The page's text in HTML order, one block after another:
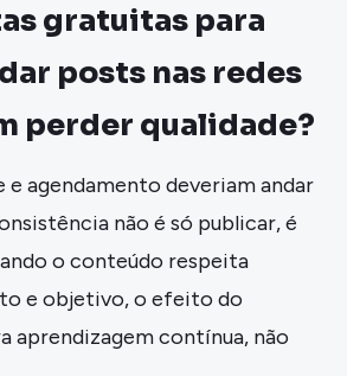
gratuitas para
posts nas redes
perder qualidade?
e agendamento deveriam andar
não é só publicar, é
o conteúdo respeita
e objetivo, o efeito do
aprendizagem contínua, não